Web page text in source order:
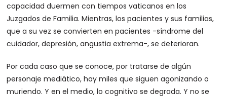
capacidad duermen con tiempos vaticanos en los
Juzgados de Familia. Mientras, los pacientes y sus familias,
que a su vez se convierten en pacientes -síndrome del
cuidador, depresión, angustia extrema-, se deterioran.
Por cada caso que se conoce, por tratarse de algún
personaje mediático, hay miles que siguen agonizando o
muriendo. Y en el medio, lo cognitivo se degrada. Y no se